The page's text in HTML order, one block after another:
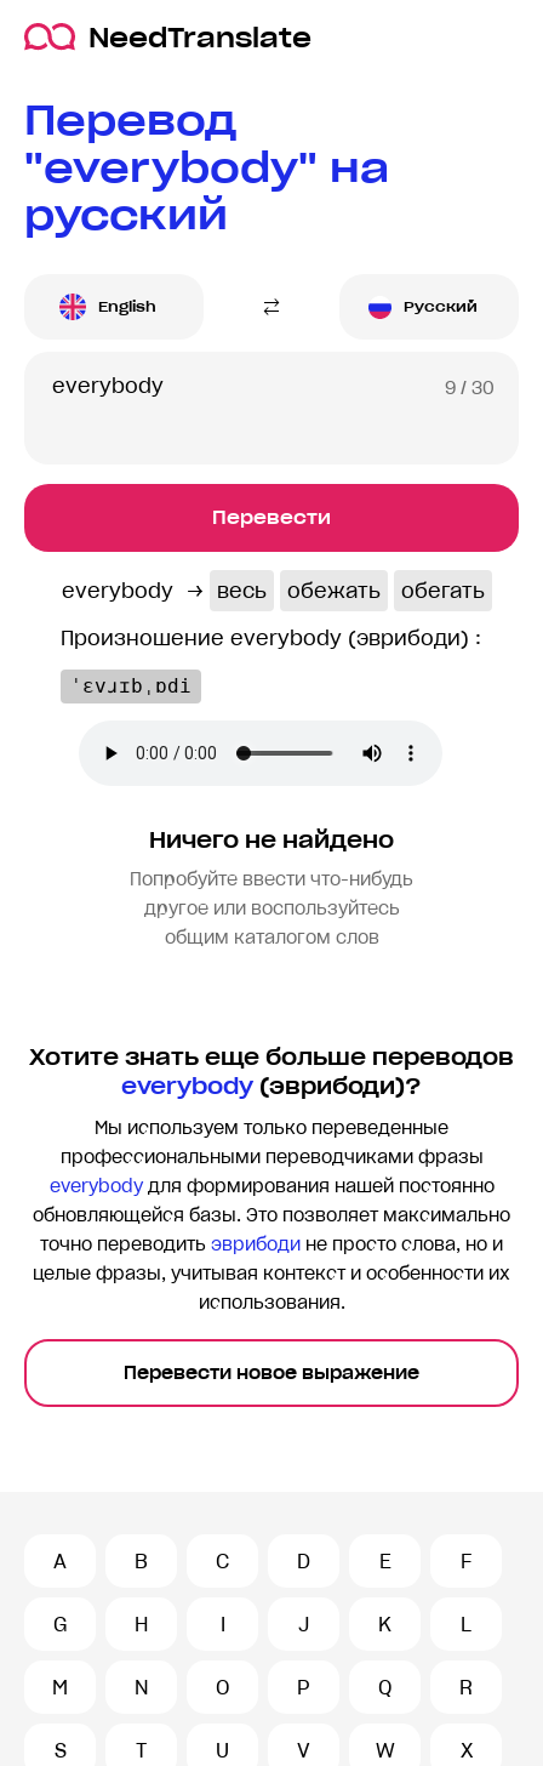
NeedTranslate
Перевод
"everybody" на
русский
English Русский
9 / 30
Перевести
everybody → весь обежать
обегать
Произношение everybody (эврибоди) :
ˈɛvɹɪbˌɒdi
Ничего не найдено
Попробуйте ввести что-нибудь
другое или воспользуйтесь
общим каталогом слов
Хотите знать еще больше переводов
everybody (эврибоди)?
Мы используем только переведенные
профессиональными переводчиками фразы
everybodyдля формирования нашей постоянно
обновляющейся базы. Это позволяет максимально
точно переводить эврибоди не просто слова, но и
целые фразы, учитывая контекст и особенности их
использования.
Перевести новое выражение
A B C D E F
G H I J K L
M N O P Q R
S T U V W X